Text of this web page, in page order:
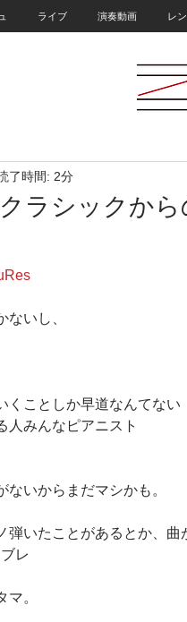
ライブ 演奏動画 レ
ラシックか
了時間: 2分
ないし、
くことしか早道なんてない
人みんなピアニスト
いからまだマシかも。
弾いたことがあるとか、
レ
。